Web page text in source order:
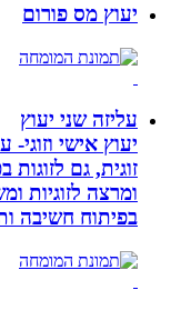
יעוץ מס פורום
עליזה שני יעוץ
יעוץ אישי וזוגי-
זוגית, גם לזוגות
ומרצה לזוגיות
בפיתוח חשיבה